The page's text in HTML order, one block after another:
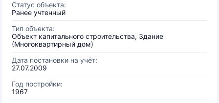
Статус объекта:
Ранее учтенный
Тип объекта:
Объект капитального строительства, Здание
(Многоквартирный дом)
Дата постановки на учёт:
27.07.2009
Год постройки:
1967